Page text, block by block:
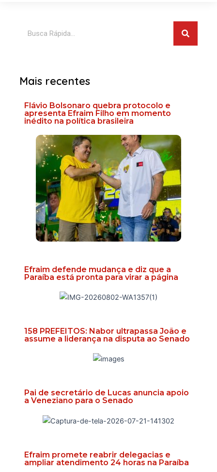
Mais recentes
Flávio Bolsonaro quebra protocolo e
apresenta Efraim Filho em momento
inédito na política brasileira
Efraim defende mudança e diz que a
Paraíba está pronta para virar a página
158 PREFEITOS: Nabor ultrapassa João e
assume a liderança na disputa ao Senado
Pai de secretário de Lucas anuncia apoio
a Veneziano para o Senado
Efraim promete reabrir delegacias e
ampliar atendimento 24 horas na Paraíba